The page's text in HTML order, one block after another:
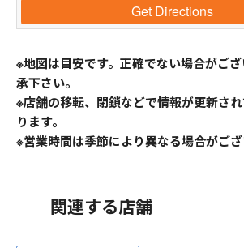
Get Directions
※地図は目安です。正確でない場合がご
承下さい。
※店舗の移転、閉鎖などで情報が更新さ
ります。
※営業時間は季節により異なる場合がござ
関連する店舗